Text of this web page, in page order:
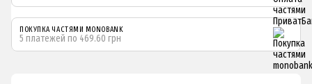
ПОКУПКА ЧАСТЯМИ MONOBANK
5 платежей по 469.60 грн